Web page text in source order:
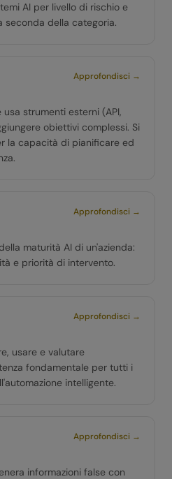
AI per livello di rischio e
seconda della categoria.
Approfondisci →
strumenti esterni (API,
obiettivi complessi. Si
la capacità di pianificare ed
Approfondisci →
maturità AI di un'azienda:
e priorità di intervento.
Approfondisci →
usare e valutare
fondamentale per tutti i
intelligente.
Approfondisci →
informazioni false con